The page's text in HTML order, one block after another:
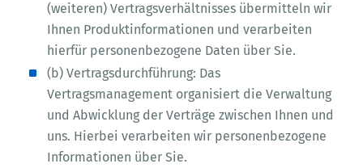
(weiteren) Vertragsverhältnisses übermitteln wir
Ihnen Produktinformationen und verarbeiten
hierfür personenbezogene Daten über Sie.
(b) Vertragsdurchführung: Das
Vertragsmanagement organisiert die Verwaltung
und Abwicklung der Verträge zwischen Ihnen und
uns. Hierbei verarbeiten wir personenbezogene
Informationen über Sie.